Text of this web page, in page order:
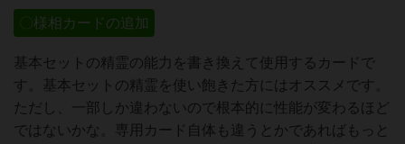
〇様相カードの追加
基本セットの精霊の能力を書き換えて使用するカードで
す。基本セットの精霊を使い飽きた方にはオススメです。
ただし、一部しか違わないので根本的に性能が変わるほど
ではないかな。専用カード自体も違うとかであればもっと